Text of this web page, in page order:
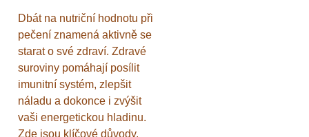
Dbát na nutriční hodnotu při
pečení znamená aktivně se
starat o své zdraví. Zdravé
suroviny pomáhají posílit
imunitní systém, zlepšit
náladu a dokonce i zvýšit
vaši energetickou hladinu.
Zde jsou klíčové důvody,